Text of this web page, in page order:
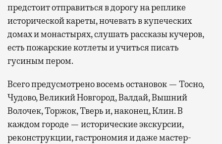
предстоит отправиться в дорогу на реплике
исторической кареты, ночевать в купеческих
домах и монастырях, слушать рассказы кучеров,
есть пожарские котлеты и учиться писать
гусиным пером.
Всего предусмотрено восемь остановок — Тосно,
Чудово, Великий Новгород, Валдай, Вышний
Волочек, Торжок, Тверь и, наконец, Клин. В
каждом городе — исторические экскурсии,
реконструкции, гастрономия и даже мастер-